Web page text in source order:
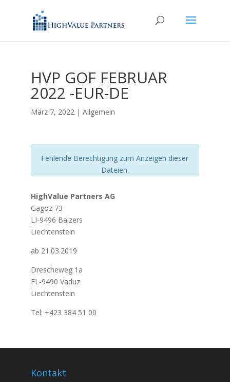
HVP GOF FEBRUAR
2022 -EUR-DE
März 7, 2022| Allgemein
Fehlende Berechtigung zum Anzeigen dieser
Dateien.
HighValue Partners AG
Gagoz 73
LI-9496 Balzers
Liechtenstein
ab 21.03.2019
Drescheweg 1a
FL-9490 Vaduz
Liechtenstein
Tel: +423 384 51 00
Kontakt